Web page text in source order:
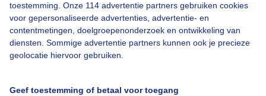
toestemming. Onze 114 advertentie partners gebruiken cookies
voor gepersonaliseerde advertenties, advertentie- en
contentmetingen, doelgroepenonderzoek en ontwikkeling van
diensten. Sommige advertentie partners kunnen ook je precieze
geolocatie hiervoor gebruiken.
Geef toestemming of betaal voor toegang
Over Buienradar
Veelgestelde vragen